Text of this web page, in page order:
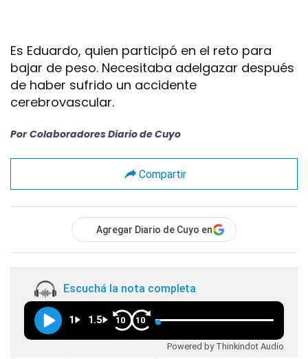
Es Eduardo, quien participó en el reto para
bajar de peso. Necesitaba adelgazar después
de haber sufrido un accidente
cerebrovascular.
Por Colaboradores Diario de Cuyo
Compartir
Agregar Diario de Cuyo en
Escuchá la nota completa
1 1.5 10 10
Powered by Thinkindot Audio